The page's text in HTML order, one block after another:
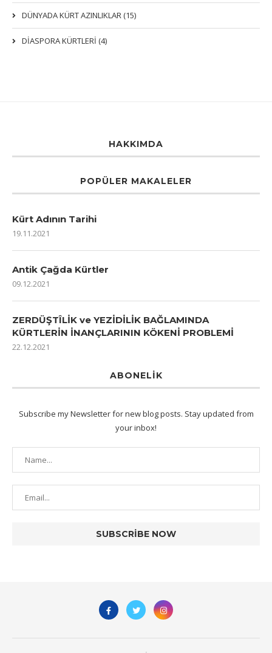
DÜNYADA KÜRT AZINLIKLAR (15)
DİASPORA KÜRTLERİ (4)
HAKKIMDA
POPÜLER MAKALELER
Kürt Adının Tarihi
19.11.2021
Antik Çağda Kürtler
09.12.2021
ZERDÜŞTÎLİK ve YEZİDİLİK BAĞLAMINDA
KÜRTLERİN İNANÇLARININ KÖKENİ PROBLEMİ
22.12.2021
ABONELIK
Subscribe my Newsletter for new blog posts. Stay updated from
your inbox!